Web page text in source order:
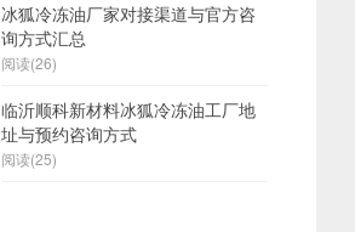
冰狐冷冻油厂家对接渠道与官方咨
询方式汇总
阅读(26)
临沂顺科新材料冰狐冷冻油工厂地
址与预约咨询方式
阅读(25)